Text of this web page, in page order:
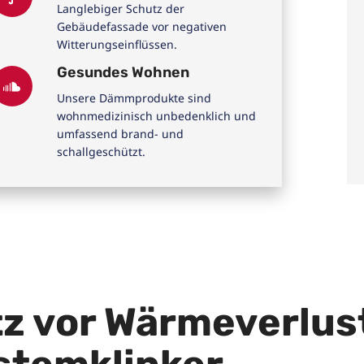
Langlebiger Schutz der
Gebäudefassade vor negativen
Witterungseinflüssen.
Gesundes Wohnen
Unsere Dämmprodukte sind
wohnmedizinisch unbedenklich und
umfassend brand- und
schallgeschützt.
vor